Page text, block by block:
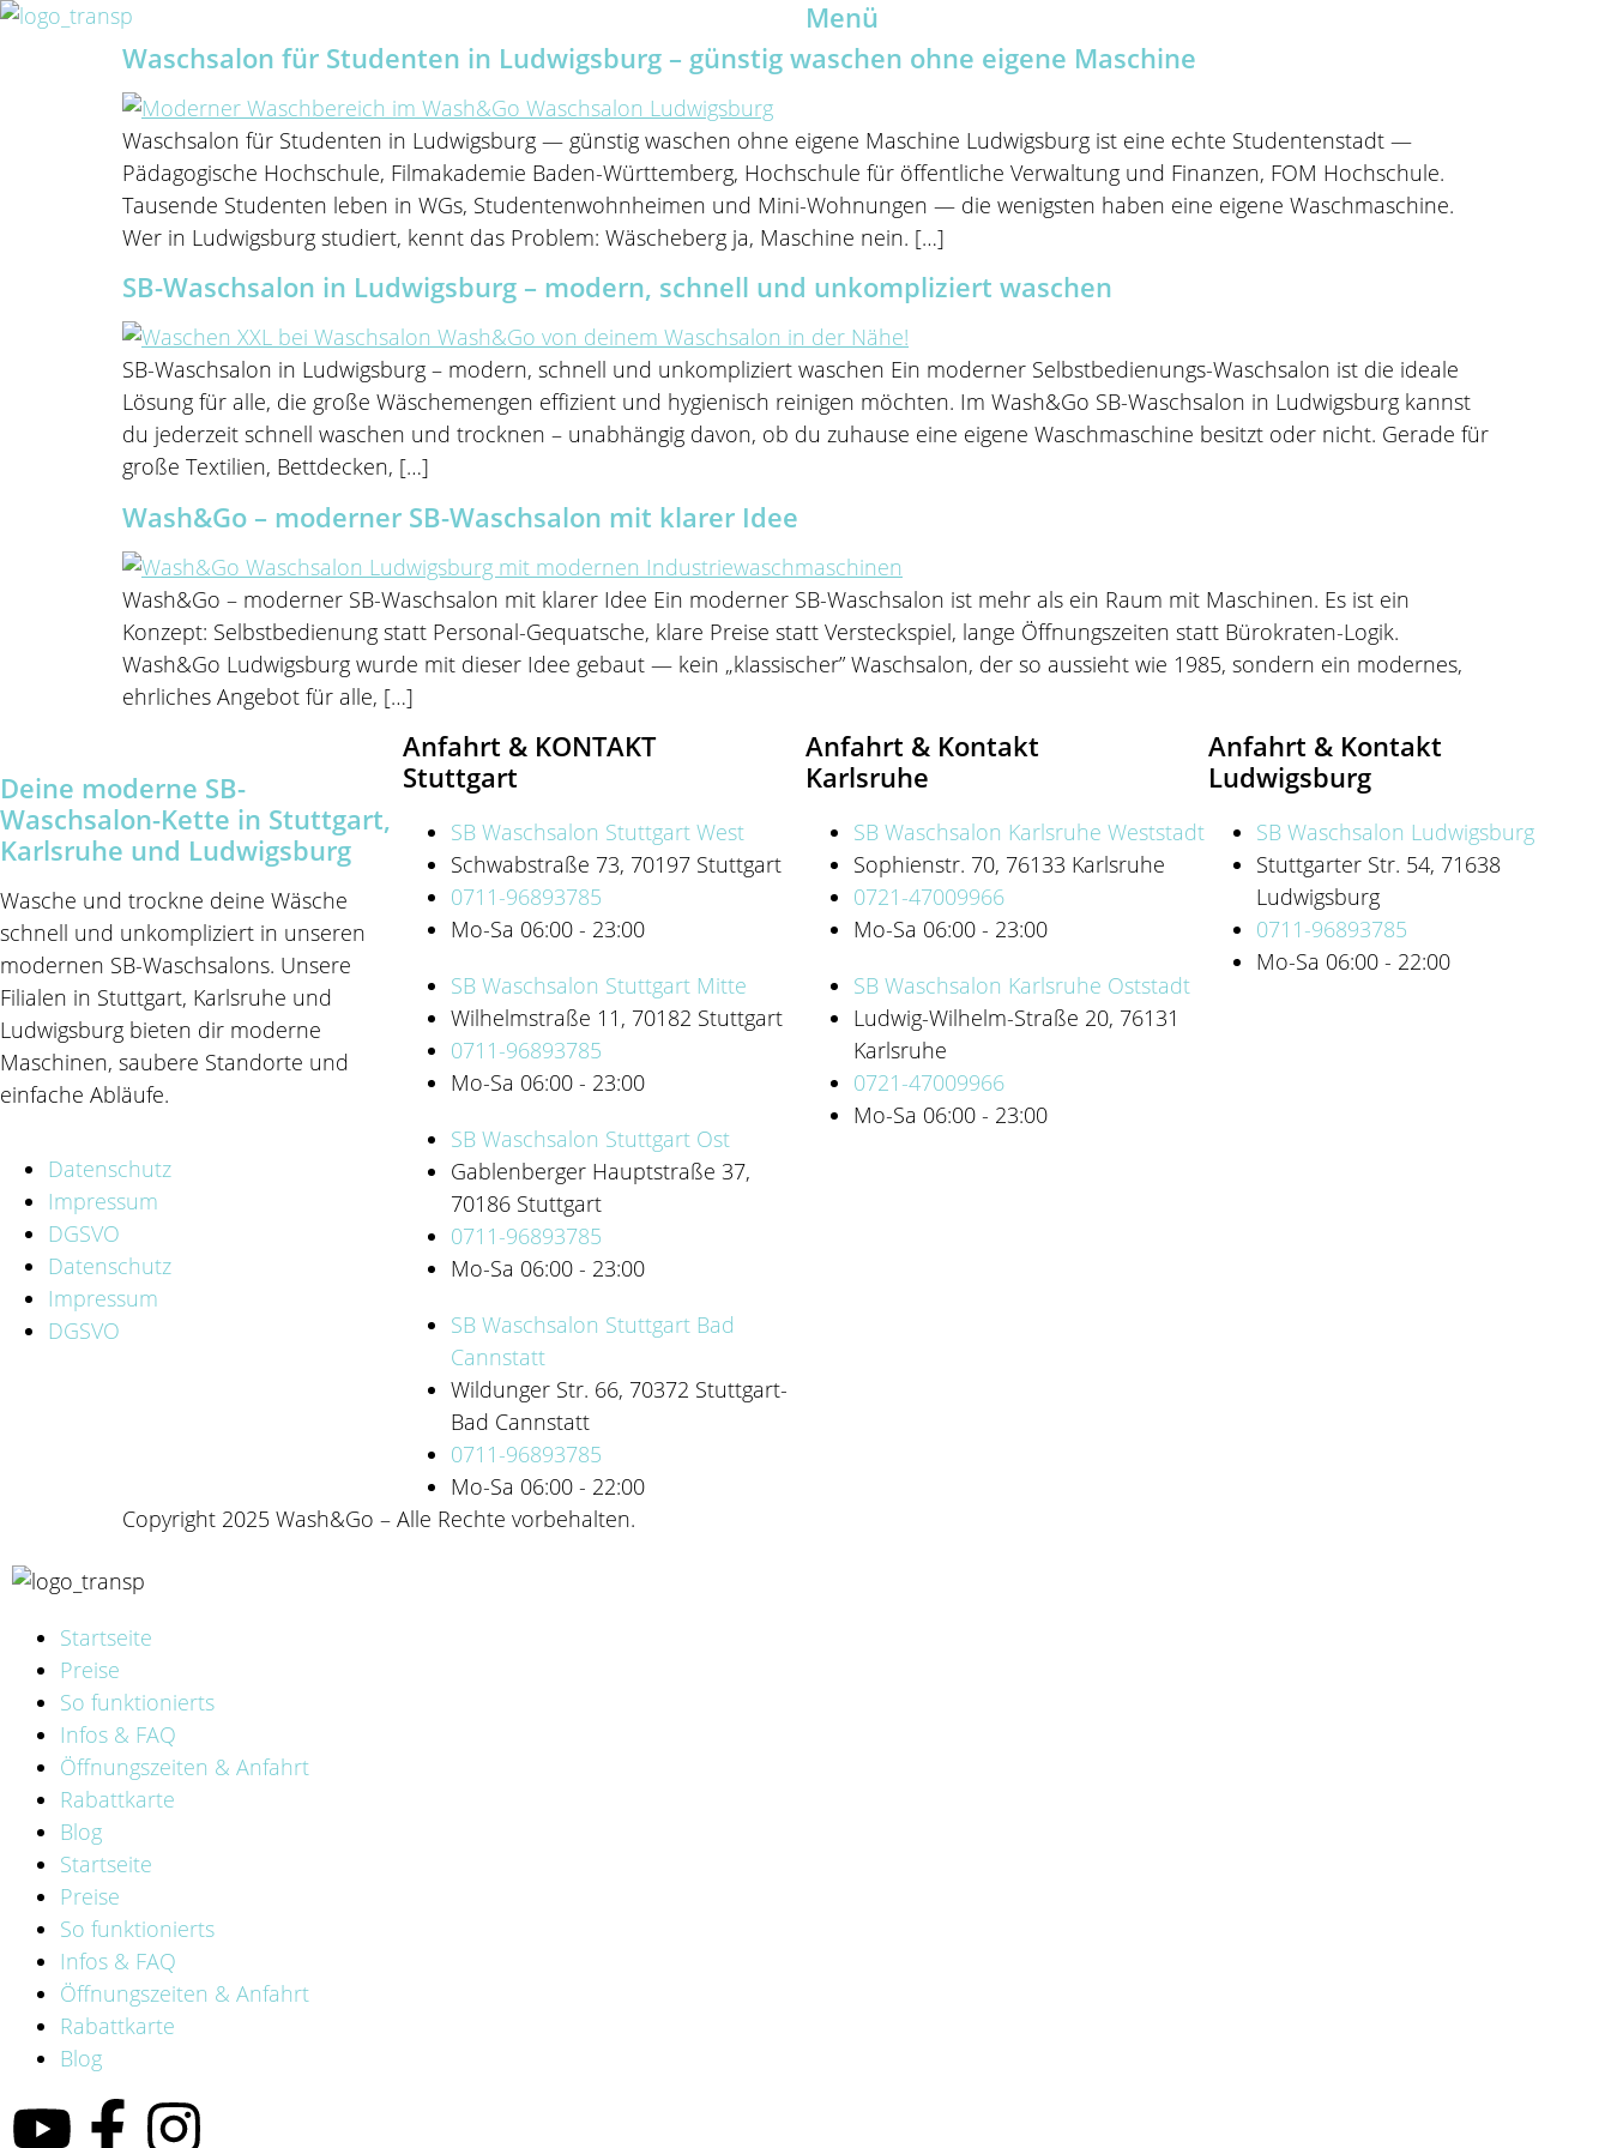
Menü
Waschsalon für Studenten in Ludwigsburg – günstig waschen ohne eigene Maschine
Waschsalon für Studenten in Ludwigsburg — günstig waschen ohne eigene Maschine Ludwigsburg ist eine echte Studentenstadt —
Pädagogische Hochschule, Filmakademie Baden-Württemberg, Hochschule für öffentliche Verwaltung und Finanzen, FOM Hochschule.
Tausende Studenten leben in WGs, Studentenwohnheimen und Mini-Wohnungen — die wenigsten haben eine eigene Waschmaschine.
Wer in Ludwigsburg studiert, kennt das Problem: Wäscheberg ja, Maschine nein. […]
SB-Waschsalon in Ludwigsburg – modern, schnell und unkompliziert waschen​
SB-Waschsalon in Ludwigsburg – modern, schnell und unkompliziert waschen Ein moderner Selbstbedienungs-Waschsalon ist die ideale
Lösung für alle, die große Wäschemengen effizient und hygienisch reinigen möchten. Im Wash&Go SB-Waschsalon in Ludwigsburg kannst
du jederzeit schnell waschen und trocknen – unabhängig davon, ob du zuhause eine eigene Waschmaschine besitzt oder nicht. Gerade für
große Textilien, Bettdecken, […]
Wash&Go – moderner SB-Waschsalon mit klarer Idee​
Wash&Go – moderner SB-Waschsalon mit klarer Idee Ein moderner SB-Waschsalon ist mehr als ein Raum mit Maschinen. Es ist ein
Konzept: Selbstbedienung statt Personal-Gequatsche, klare Preise statt Versteckspiel, lange Öffnungszeiten statt Bürokraten-Logik.
Wash&Go Ludwigsburg wurde mit dieser Idee gebaut — kein „klassischer” Waschsalon, der so aussieht wie 1985, sondern ein modernes,
ehrliches Angebot für alle, […]
Deine moderne SB-
Waschsalon-Kette in Stuttgart,
Karlsruhe und Ludwigsburg
Wasche und trockne deine Wäsche
schnell und unkompliziert in unseren
modernen SB-Waschsalons. Unsere
Filialen in Stuttgart, Karlsruhe und
Ludwigsburg bieten dir moderne
Maschinen, saubere Standorte und
einfache Abläufe.
Datenschutz
Impressum
DGSVO
Datenschutz
Impressum
DGSVO
Anfahrt & KONTAKT
Stuttgart
SB Waschsalon Stuttgart West
Schwabstraße 73, 70197 Stuttgart
0711-96893785
Mo-Sa 06:00 - 23:00
SB Waschsalon Stuttgart Mitte
Wilhelmstraße 11, 70182 Stuttgart​
0711-96893785
Mo-Sa 06:00 - 23:00
SB Waschsalon Stuttgart Ost
Gablenberger Hauptstraße 37,
70186 Stuttgart
0711-96893785
Mo-Sa 06:00 - 23:00
SB Waschsalon Stuttgart Bad
Cannstatt
Wildunger Str. 66, 70372 Stuttgart-
Bad Cannstatt
0711-96893785
Mo-Sa 06:00 - 22:00
Anfahrt & Kontakt
Karlsruhe
SB Waschsalon Karlsruhe Weststadt
Sophienstr. 70, 76133 Karlsruhe
0721-47009966
Mo-Sa 06:00 - 23:00
SB Waschsalon Karlsruhe Oststadt
Ludwig-Wilhelm-Straße 20, 76131
Karlsruhe
0721-47009966
Mo-Sa 06:00 - 23:00
Anfahrt & Kontakt
Ludwigsburg
SB Waschsalon Ludwigsburg
Stuttgarter Str. 54, 71638
Ludwigsburg
0711-96893785
Mo-Sa 06:00 - 22:00
Copyright 2025 Wash&Go – Alle Rechte vorbehalten.
Startseite
Preise
So funktionierts
Infos & FAQ
Öffnungszeiten & Anfahrt
Rabattkarte
Blog
Startseite
Preise
So funktionierts
Infos & FAQ
Öffnungszeiten & Anfahrt
Rabattkarte
Blog